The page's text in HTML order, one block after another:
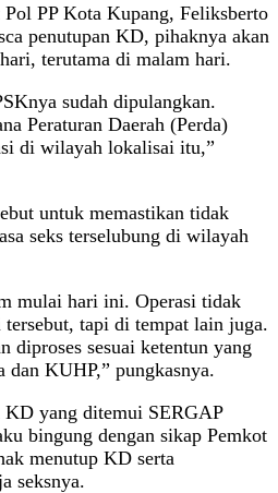
PP Kota Kupang, Feliksberto
penutupan KD, pihaknya akan
terutama di malam hari.
sudah dipulangkan.
Peraturan Daerah (Perda)
di wilayah lokalisai itu,”
untuk memastikan tidak
seks terselubung di wilayah
mulai hari ini. Operasi tidak
tapi di tempat lain juga.
diproses sesuai ketentun yang
dan KUHP,” pungkasnya.
KD yang ditemui SERGAP
bingung dengan sikap Pemkot
menutup KD serta
seksnya.